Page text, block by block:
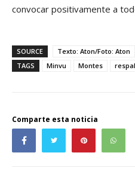
convocar positivamente a
SOURCE
Texto: Aton/Foto: Aton
TAGS
Minvu Montes
Comparte esta noticia